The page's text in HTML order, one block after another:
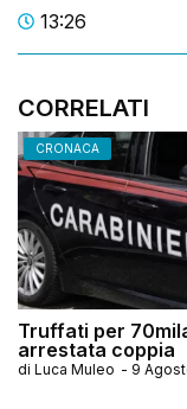
13:26
CORRELATI
CRONACA
Truffati per
arrestata coppia
di Luca Muleo - 9